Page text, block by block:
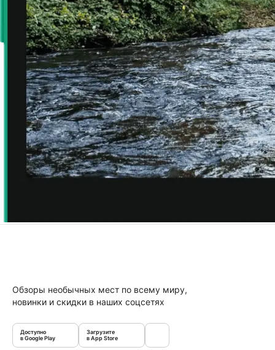
Обзоры необычных мест по всему миру,
новинки и скидки в наших соцсетях
Доступно
в Google Play
Загрузите
в App Store